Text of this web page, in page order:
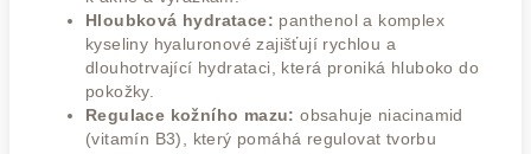
Hloubková hydratace: panthenol a komplex
kyseliny hyaluronové zajišťují rychlou a
dlouhotrvající hydrataci, která proniká hluboko do
pokožky.
Regulace kožního mazu: obsahuje niacinamid
(vitamín B3), který pomáhá regulovat tvorbu